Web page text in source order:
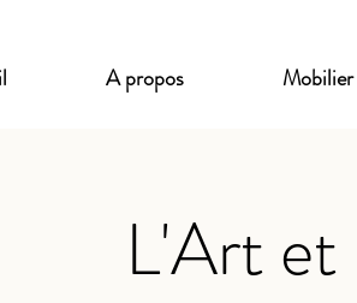
A propos Mobilier
L'Art et